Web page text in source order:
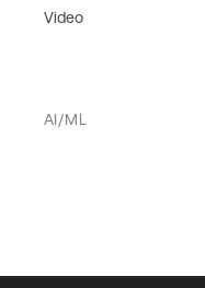
Video
AI/ML